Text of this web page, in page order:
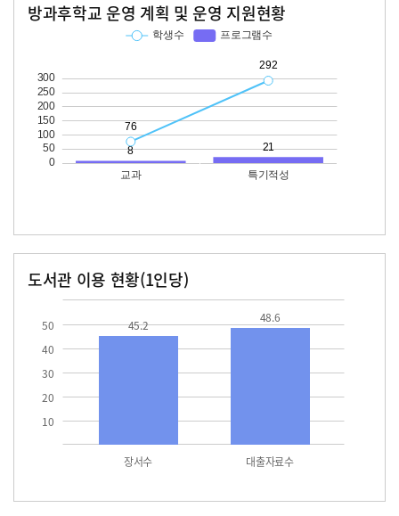
방과후학교 운영 계획 및 운영 지원현황
도서관 이용 현황(1인당)
10
20
30
40
50
장서수 대출자료수
45.2 48.6